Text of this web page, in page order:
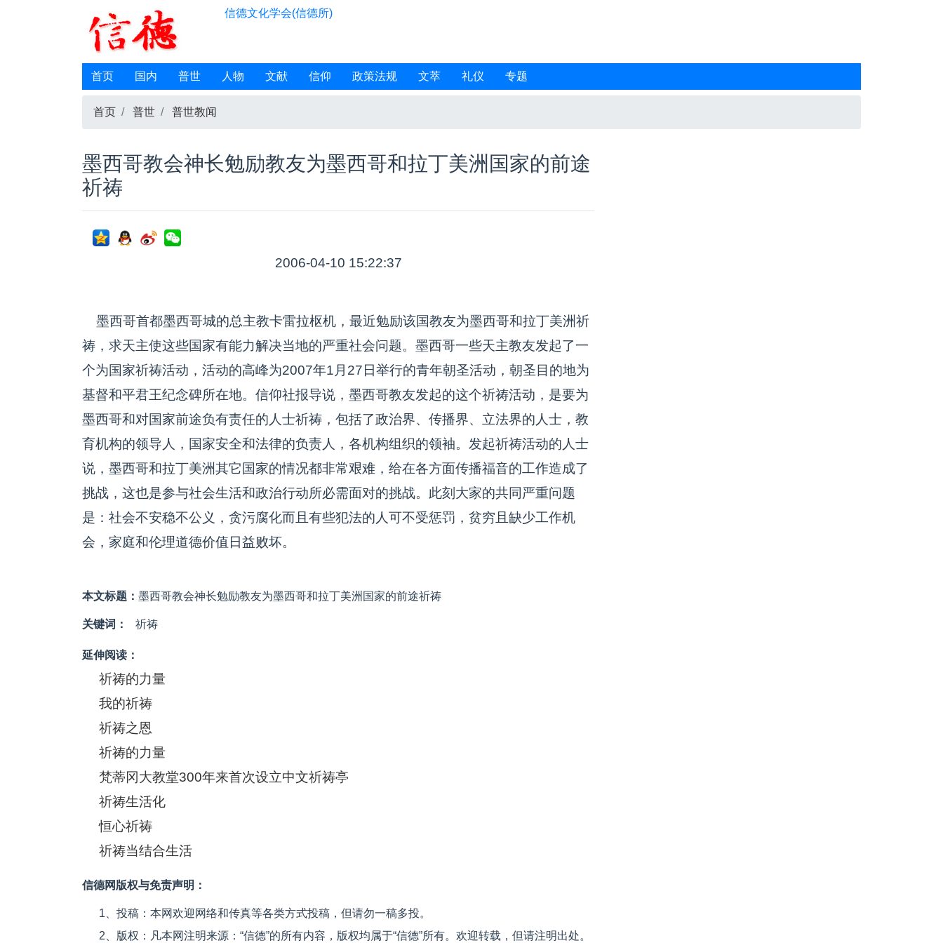
信德文化学会(信德所)
首页 国内 普世 人物 文献 信仰 政策法规 文萃 礼仪 专题
首页 普世 普世教闻
墨西哥教会神长勉励教友为墨西哥和拉丁美洲国家的前途
祈祷
2006-04-10 15:22:37
墨西哥首都墨西哥城的总主教卡雷拉枢机，最近勉励该国教友为墨西哥和拉丁美洲祈
祷，求天主使这些国家有能力解决当地的严重社会问题。墨西哥一些天主教友发起了一
个为国家祈祷活动，活动的高峰为2007年1月27日举行的青年朝圣活动，朝圣目的地为
基督和平君王纪念碑所在地。信仰社报导说，墨西哥教友发起的这个祈祷活动，是要为
墨西哥和对国家前途负有责任的人士祈祷，包括了政治界、传播界、立法界的人士，教
育机构的领导人，国家安全和法律的负责人，各机构组织的领袖。发起祈祷活动的人士
说，墨西哥和拉丁美洲其它国家的情况都非常艰难，给在各方面传播福音的工作造成了
挑战，这也是参与社会生活和政治行动所必需面对的挑战。此刻大家的共同严重问题
是：社会不安稳不公义，贪污腐化而且有些犯法的人可不受惩罚，贫穷且缺少工作机
会，家庭和伦理道德价值日益败坏。
本文标题： 墨西哥教会神长勉励教友为墨西哥和拉丁美洲国家的前途祈祷
关键词： 祈祷
延伸阅读：
祈祷的力量
我的祈祷
祈祷之恩
祈祷的力量
梵蒂冈大教堂300年来首次设立中文祈祷亭
祈祷生活化
恒心祈祷
祈祷当结合生活
信德网版权与免责声明：
1、投稿：本网欢迎网络和传真等各类方式投稿，但请勿一稿多投。
2、版权：凡本网注明来源：“信德”的所有内容，版权均属于“信德”所有。欢迎转载，但请注明出处。